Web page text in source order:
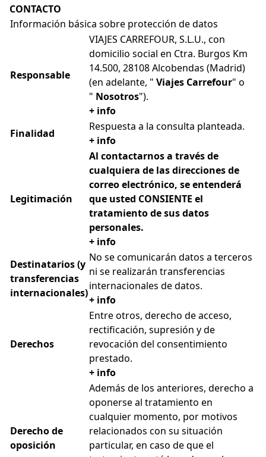
CONTACTO
Información básica sobre protección de datos
Responsable
VIAJES CARREFOUR, S.L.U., con
domicilio social en Ctra. Burgos Km
14.500, 28108 Alcobendas (Madrid)
(en adelante, " Viajes Carrefour" o
" Nosotros").
+ info
Finalidad
Respuesta a la consulta planteada.
+ info
Legitimación
Al contactarnos a través de
cualquiera de las direcciones de
correo electrónico, se entenderá
que usted CONSIENTE el
tratamiento de sus datos
personales.
+ info
Destinatarios (y
transferencias
internacionales)
No se comunicarán datos a terceros
ni se realizarán transferencias
internacionales de datos.
+ info
Derechos
Entre otros, derecho de acceso,
rectificación, supresión y de
revocación del consentimiento
prestado.
+ info
Derecho de
oposición
Además de los anteriores, derecho a
oponerse al tratamiento en
cualquier momento, por motivos
relacionados con su situación
particular, en caso de que el